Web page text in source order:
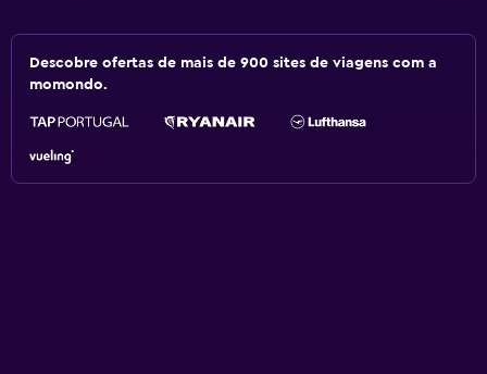
Descobre ofertas de mais de 900 sites de viagens com a
momondo.